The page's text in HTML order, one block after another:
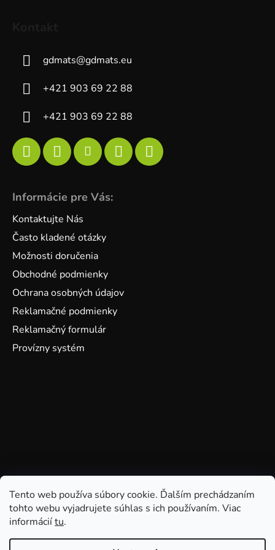
Tento web používa súbory cookie. Ďalším prechádzaním
tohto webu vyjadrujete súhlas s ich používaním. Viac
informáciítu.
gdmats@gdmats.eu
+421 903 69 22 88
+421 903 69 22 88
Informácie pre Vás:
Kontaktujte Nás
Často kladené otázky
Možnosti doručenia
Obchodné podmienky
Ochrana osobných údajov
Reklamačné podmienky
Reklamačný formulár
Provízny systém